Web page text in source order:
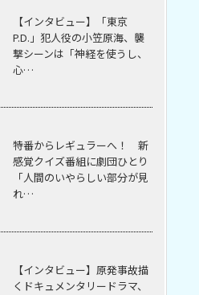
【インタビュー】「東京
P.D.」犯人役の小笠原海、襲
撃シーンは「神経を使うし、
心…
特番からレギュラーへ！ 新
感覚クイズ番組に劇団ひとり
「人間のいやらしい部分が見
れ…
【インタビュー】原発事故描
くドキュメンタリードラマ、